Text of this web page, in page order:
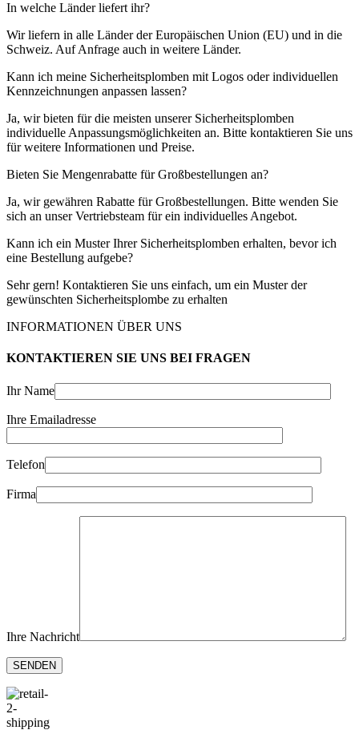
In welche Länder liefert ihr?
Wir liefern in alle Länder der Europäischen Union (EU) und in die
Schweiz. Auf Anfrage auch in weitere Länder.
Kann ich meine Sicherheitsplomben mit Logos oder individuellen
Kennzeichnungen anpassen lassen?
Ja, wir bieten für die meisten unserer Sicherheitsplomben
individuelle Anpassungsmöglichkeiten an. Bitte kontaktieren Sie uns
für weitere Informationen und Preise.
Bieten Sie Mengenrabatte für Großbestellungen an?
Ja, wir gewähren Rabatte für Großbestellungen. Bitte wenden Sie
sich an unser Vertriebsteam für ein individuelles Angebot.
Kann ich ein Muster Ihrer Sicherheitsplomben erhalten, bevor ich
eine Bestellung aufgebe?
Sehr gern! Kontaktieren Sie uns einfach, um ein Muster der
gewünschten Sicherheitsplombe zu erhalten
INFORMATIONEN ÜBER UNS
KONTAKTIEREN SIE UNS BEI FRAGEN
Ihr Name
Ihre Emailadresse
Telefon
Firma
Ihre Nachricht